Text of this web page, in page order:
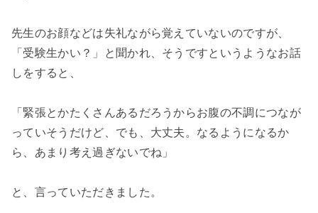
先生のお顔などは失礼ながら覚えていないのですが、
「受験生かい？」と聞かれ、そうですというようなお話
しをすると、
「緊張とかたくさんあるだろうからお腹の不調につなが
っていそうだけど、でも、大丈夫。なるようになるか
ら、あまり考え過ぎないでね」
と、言っていただきました。